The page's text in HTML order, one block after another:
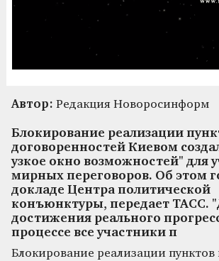
Автор: Редакция Новоросинформ
Блокирование реализации
договоренностей Киевом
узкое окно возможностей" для
мирных переговоров. Об этом
докладе Центра политической
конъюнктуры, передает ТАСС.
достижения реального
процессе все участники п
Блокирование реализации